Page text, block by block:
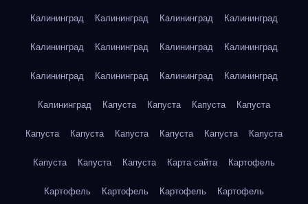
Калининград Калининград Калининград Калининград
Калининград Калининград Калининград Калининград
Калининград Калининград Калининград Калининград
Калининград Капуста Капуста Капуста Капуста
Капуста Капуста Капуста Капуста Капуста Капуста
Капуста Капуста Капуста Карта сайта Картофель
Картофель Картофель Картофель Картофель